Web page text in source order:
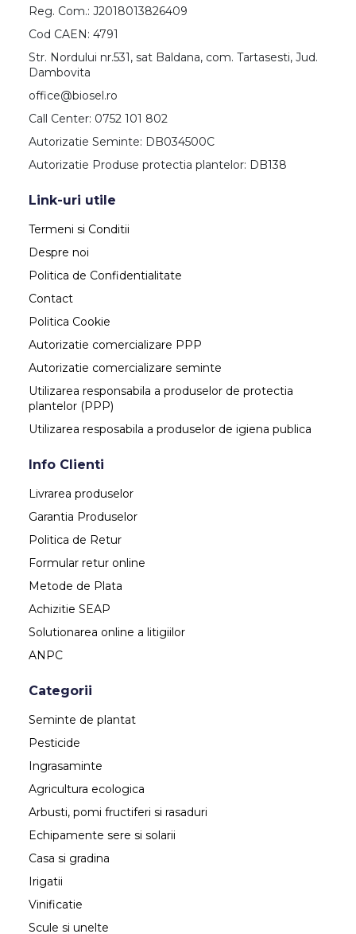
Reg. Com.: J2018013826409
Cod CAEN: 4791
Str. Nordului nr.531, sat Baldana, com. Tartasesti, Jud.
Dambovita
office@biosel.ro
Call Center: 0752 101 802
Autorizatie Seminte: DB034500C
Autorizatie Produse protectia plantelor: DB138
Link-uri utile
Termeni si Conditii
Despre noi
Politica de Confidentialitate
Contact
Politica Cookie
Autorizatie comercializare PPP
Autorizatie comercializare seminte
Utilizarea responsabila a produselor de protectia
plantelor (PPP)
Utilizarea resposabila a produselor de igiena publica
Info Clienti
Livrarea produselor
Garantia Produselor
Politica de Retur
Formular retur online
Metode de Plata
Achizitie SEAP
Solutionarea online a litigiilor
ANPC
Categorii
Seminte de plantat
Pesticide
Ingrasaminte
Agricultura ecologica
Arbusti, pomi fructiferi si rasaduri
Echipamente sere si solarii
Casa si gradina
Irigatii
Vinificatie
Scule si unelte